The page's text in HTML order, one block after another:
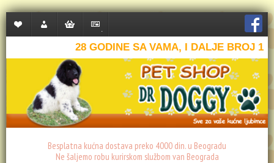
Plaćanje
28 GODINE SA VAMA, I DALJE BROJ 1
Besplatna kućna dostava preko 4000 din. u Beogradu
Ne šaljemo robu kurirskom službom van Beograda